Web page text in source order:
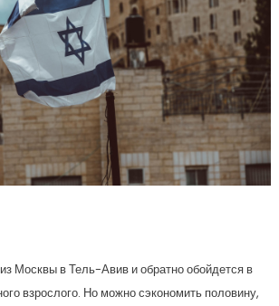
Москвы в Тель-Авив и обратно обойдется в
взрослого. Но можно сэкономить половину,